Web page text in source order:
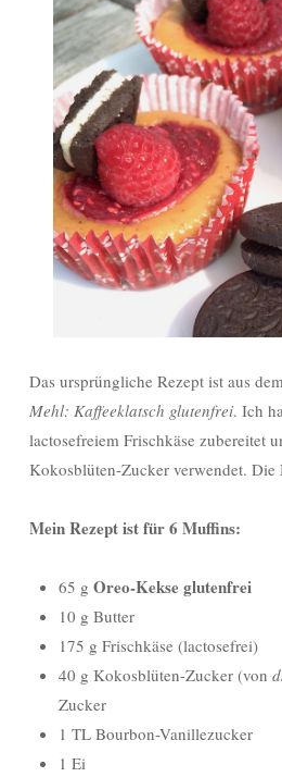
Das ursprüngliche Rezept ist aus
Mehl: Kaffeeklatsch glutenfrei. Ich
lactosefreiem Frischkäse zubereitet
Kokosblüten-Zucker verwendet.
Mein Rezept ist für 6 Muffins:
65 g Oreo-Kekse glutenfrei
10 g Butter
175 g Frischkäse (lactosefrei)
40 g Kokosblüten-Zucker (von
Zucker
1 TL Bourbon-Vanillezucker
1 Ei